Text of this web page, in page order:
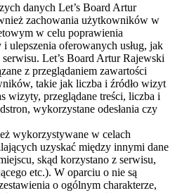
danych Let’s Board Artur
zachowania użytkowników w
w celu poprawienia
ulepszenia oferowanych usług, jak
Let’s Board Artur Rajewski
z przeglądaniem zawartości
takie jak liczba i źródło wizyt
wizyty, przeglądane treści, liczba i
wykorzystane odesłania czy
wykorzystywane w celach
uzyskać między innymi dane
skąd korzystano z serwisu,
etc.). W oparciu o nie są
o ogólnym charakterze,